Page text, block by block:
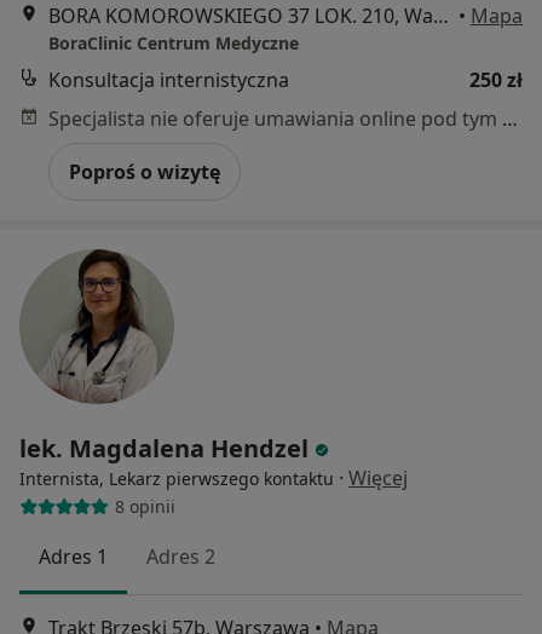
BORA KOMOROWSKIEGO 37 LOK. 210, Warszawa • Mapa
BoraClinic Centrum Medyczne
Konsultacja internistyczna
250 zł
Specjalista nie oferuje umawiania online pod tym adresem.
Poproś o wizytę
lek. Magdalena Hendzel
Internista, Lekarz pierwszego kontaktu · Więcej
8 opinii
Adres 1 Adres 2
Trakt Brzeski 57b, Warszawa • Mapa